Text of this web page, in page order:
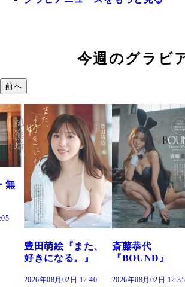
今週のグラビ
前へ
豊田萌絵『また、
好きになる。』
2026年08月02日 12:40
斎藤恭代
『BOUND』
2026年08月02日 12:35
無